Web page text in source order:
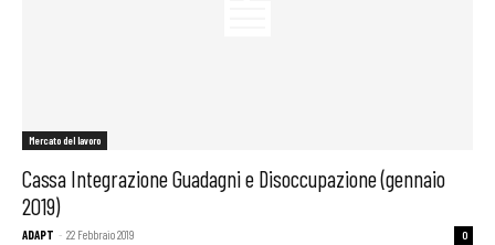
Mercato del lavoro
Cassa Integrazione Guadagni e Disoccupazione (gennaio
2019)
ADAPT - 22 Febbraio 2019 0